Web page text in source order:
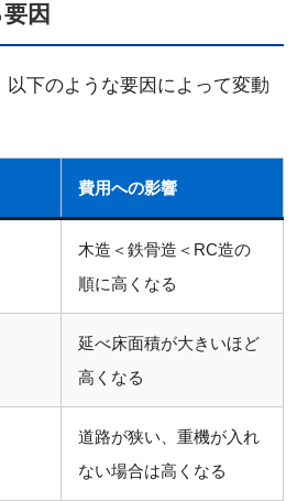
因
下のような要因によって変動
費用への影響
木造＜鉄骨造＜RC造の
順に高くなる
延べ床面積が大きいほど
高くなる
道路が狭い、重機が入れ
ない場合は高くなる